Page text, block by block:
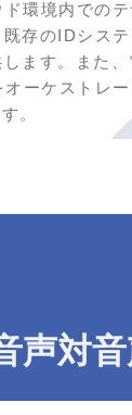
環境内でのテ
存のIDシステ
ます。また、
ーケストレー
。
声対音